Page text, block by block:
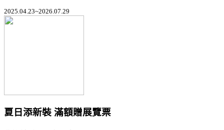
2025.04.23~2026.07.29
夏日添新裝 滿額贈展覽票